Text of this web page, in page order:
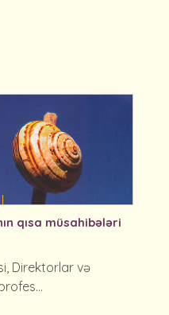
qısa müsahibələri
Direktorlar və